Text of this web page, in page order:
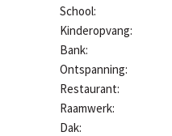
School:
Kinderopvang:
Bank:
Ontspanning:
Restaurant:
Raamwerk:
Dak: